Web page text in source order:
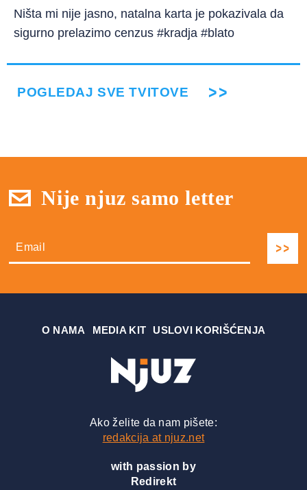
Ništa mi nije jasno, natalna karta je pokazivala da
sigurno prelazimo cenzus #kradja #blato
POGLEDAJ SVE TVITOVE
Nije njuz samo letter
О NAMA MEDIA KIT USLOVI KORIŠĆENJA
Ako želite da nam pišete:
redakcija at njuz.net
with passion by
Redirekt